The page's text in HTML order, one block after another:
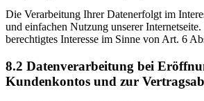
Die Verarbeitung Ihrer Datenerfolgt im
und einfachen Nutzung unserer
berechtigtes Interesse im Sinne von Art. 6
8.2 Datenverarbeitung bei
Kundenkontos und zur